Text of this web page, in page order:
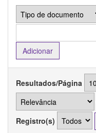
Resultados/Página
Registro(s)